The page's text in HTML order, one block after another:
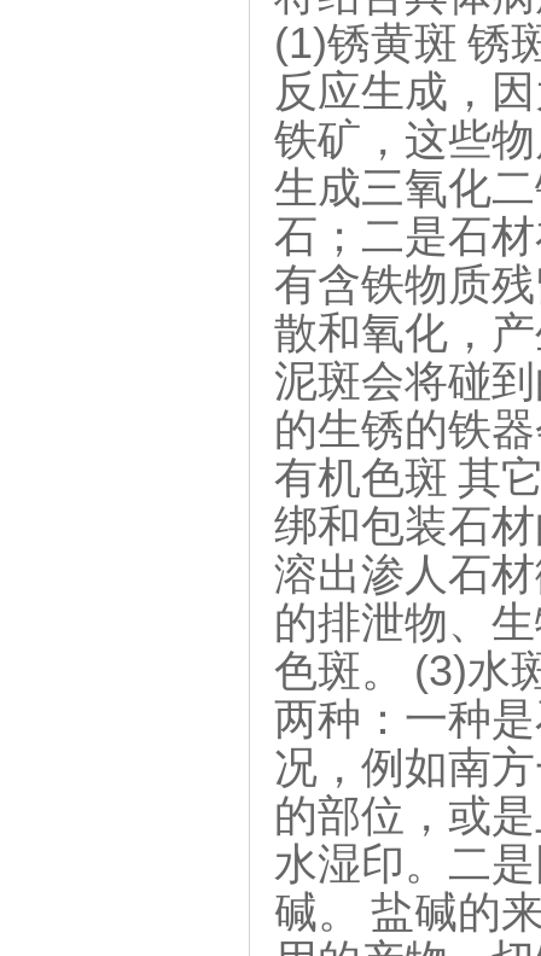
(1)锈黄斑 锈
反应生成，
铁矿，这些
生成三氧化
石；二是石
有含铁物质
散和氧化，
泥斑会将碰
的生锈的铁
有机色斑 其
绑和包装石
溶出渗人石
的排泄物、
色斑。 (3)水
两种：一种
况，例如南
的部位，或
水湿印。二
碱。 盐碱的